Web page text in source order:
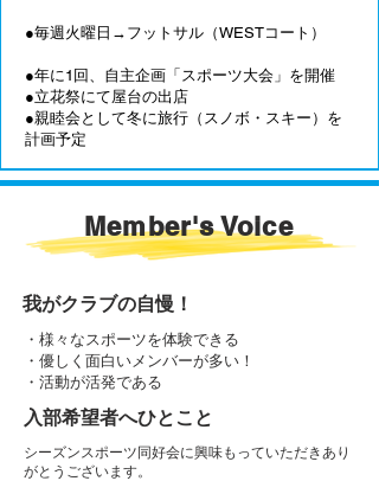
●毎週火曜日→フットサル（WESTコート）
●年に1回、自主企画「スポーツ大会」を開催
●立花祭にて屋台の出店
​●親睦会として冬に旅行（スノボ・スキー）を
計画予定
Member's Voice
我がクラブの自慢！
・様々なスポーツを体験できる
・優しく面白いメンバーが多い！
​・活動が活発である
入部希望者へひとこと
シーズンスポーツ同好会に興味もっていただきあり
がとうございます。